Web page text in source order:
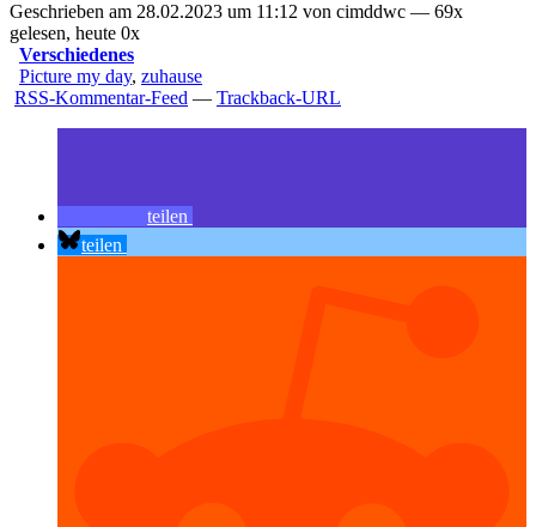
Geschrieben am 28.02.2023 um 11:12 von cimddwc — 69x
gelesen, heute 0x
Verschiedenes
Picture my day, zuhause
RSS-Kommentar-Feed — Trackback-URL
teilen
teilen